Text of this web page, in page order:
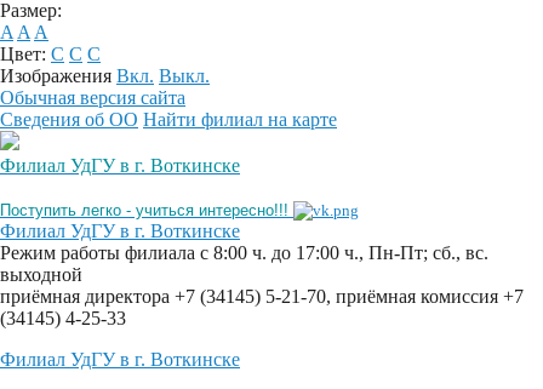
Размер:
A A A
Цвет: C C C
Изображения Вкл. Выкл.
Обычная версия сайта
Сведения об ОО Найти филиал на карте
Филиал УдГУ в г. Воткинске
Поступить легко - учиться интересно!!!
Филиал УдГУ в г. Воткинске
Режим работы филиала с 8:00 ч. до 17:00 ч., Пн-Пт; сб., вс.
выходной
приёмная директора +7 (34145) 5-21-70, приёмная комиссия +7
(34145) 4-25-33
Филиал УдГУ в г. Воткинске